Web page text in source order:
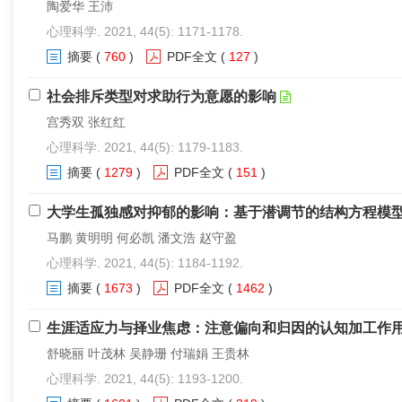
陶爱华 王沛
心理科学. 2021, 44(5): 1171-1178.
摘要 ( 760 ) PDF全文 ( 127 )
社会排斥类型对求助行为意愿的影响
宫秀双 张红红
心理科学. 2021, 44(5): 1179-1183.
摘要 ( 1279 ) PDF全文 ( 151 )
大学生孤独感对抑郁的影响：基于潜调节的结构方程模
马鹏 黄明明 何必凯 潘文浩 赵守盈
心理科学. 2021, 44(5): 1184-1192.
摘要 ( 1673 ) PDF全文 ( 1462 )
生涯适应力与择业焦虑：注意偏向和归因的认知加工作
舒晓丽 叶茂林 吴静珊 付瑞娟 王贵林
心理科学. 2021, 44(5): 1193-1200.